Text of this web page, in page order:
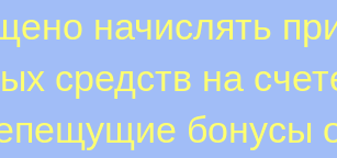
начислять
средств на
бонусы